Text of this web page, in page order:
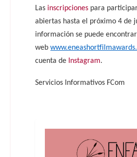
Las inscripciones para
abiertas hasta el próximo 4 de
información se puede
web
cuenta de Instagram.
Servicios Informativos FCom